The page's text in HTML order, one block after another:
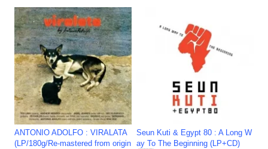
ANTONIO ADOLFO : VIRALATA
(LP/180g/Re-mastered from origin
Seun Kuti & Egypt 80 : A Long W
ay To The Beginning (LP+CD)